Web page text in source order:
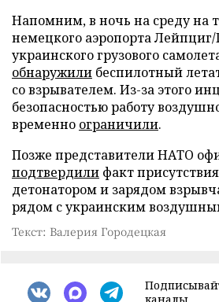
Напомним, в ночь на среду на
немецкого аэропорта Лейпциг/
украинского грузового
обнаружили беспилотный
со взрывателем. Из-за этого
безопасностью работу
временно ограничили.
Позже представители НАТО
подтвердили факт
детонатором и зарядом
рядом с украинским
Текст: Валерия Городецкая